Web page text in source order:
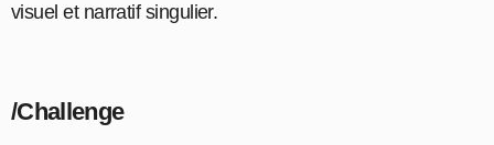
visuel et narratif singulier.
/Challenge